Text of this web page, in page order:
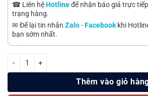
☎ Liên hệHotlineđể nhận báo giá trực
trạng hàng.
✉ Để lại tin nhắn Zalo-Facebook khi
bạn sớm nhất.
Bình nóng lạnh ngang Ferroli Prado AE 15L
Thêm vào giỏ